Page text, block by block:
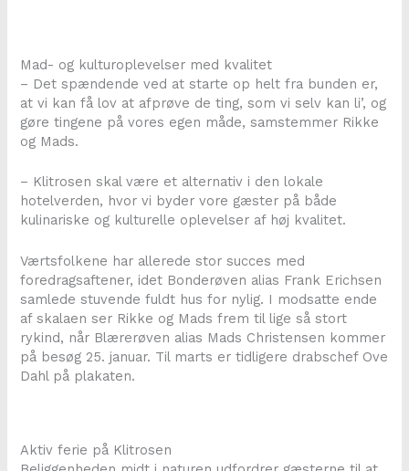
Mad- og kulturoplevelser med kvalitet
– Det spændende ved at starte op helt fra bunden er,
at vi kan få lov at afprøve de ting, som vi selv kan li’, og
gøre tingene på vores egen måde, samstemmer Rikke
og Mads.
– Klitrosen skal være et alternativ i den lokale
hotelverden, hvor vi byder vore gæster på både
kulinariske og kulturelle oplevelser af høj kvalitet.
Værtsfolkene har allerede stor succes med
foredragsaftener, idet Bonderøven alias Frank Erichsen
samlede stuvende fuldt hus for nylig. I modsatte ende
af skalaen ser Rikke og Mads frem til lige så stort
rykind, når Blærerøven alias Mads Christensen kommer
på besøg 25. januar. Til marts er tidligere drabschef Ove
Dahl på plakaten.
Aktiv ferie på Klitrosen